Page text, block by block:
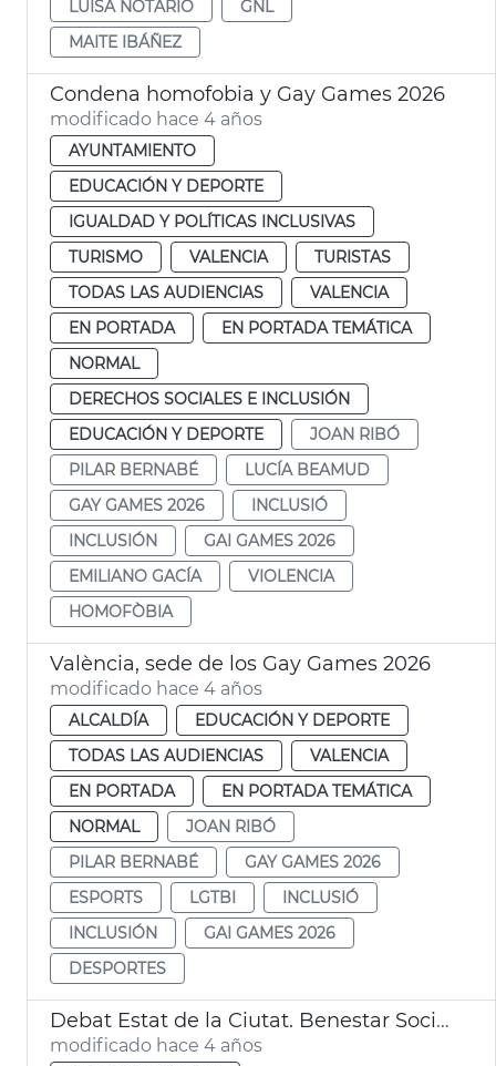
LUISA NOTARIO
GNL
MAITE IBÁÑEZ
Condena homofobia y Gay Games 2026
modificado hace 4 años
AYUNTAMIENTO
EDUCACIÓN Y DEPORTE
IGUALDAD Y POLÍTICAS INCLUSIVAS
TURISMO
VALENCIA
TURISTAS
TODAS LAS AUDIENCIAS
VALENCIA
EN PORTADA
EN PORTADA TEMÁTICA
NORMAL
DERECHOS SOCIALES E INCLUSIÓN
EDUCACIÓN Y DEPORTE
JOAN RIBÓ
PILAR BERNABÉ
LUCÍA BEAMUD
GAY GAMES 2026
INCLUSIÓ
INCLUSIÓN
GAI GAMES 2026
EMILIANO GACÍA
VIOLENCIA
HOMOFÒBIA
València, sede de los Gay Games 2026
modificado hace 4 años
ALCALDÍA
EDUCACIÓN Y DEPORTE
TODAS LAS AUDIENCIAS
VALENCIA
EN PORTADA
EN PORTADA TEMÁTICA
NORMAL
JOAN RIBÓ
PILAR BERNABÉ
GAY GAMES 2026
ESPORTS
LGTBI
INCLUSIÓ
INCLUSIÓN
GAI GAMES 2026
DESPORTES
Debat Estat de la Ciutat. Benestar Social y Cultura
modificado hace 4 años